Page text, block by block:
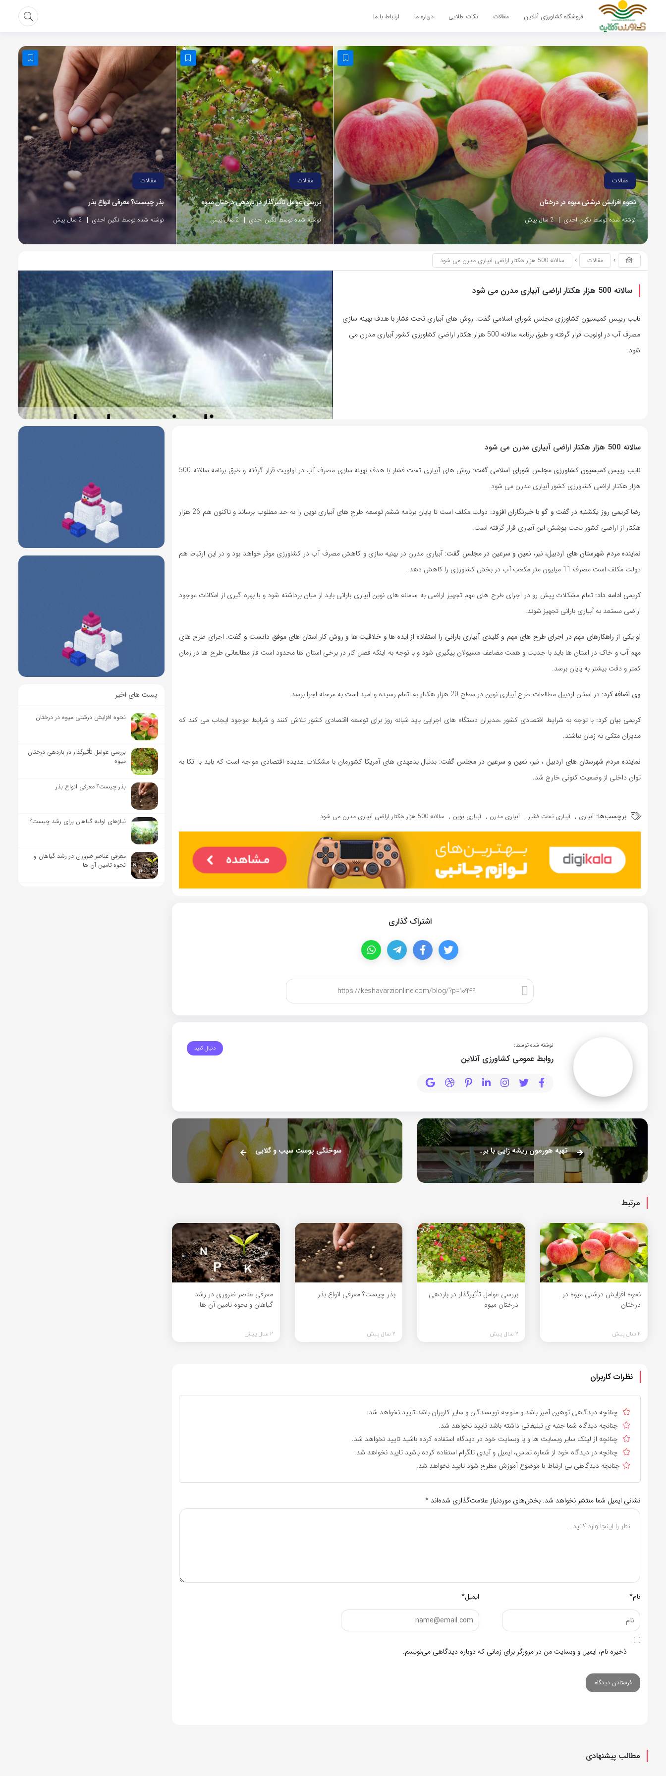
فروشگاه کشاورزی آنلاین مقالات نکات طلایی درباره ما ارتباط با ما
مقالات
نحوه افزایش درشتی میوه در درختان
نوشته شده توسط نگین احدی 2 سال پیش
مقالات
بررسی عوامل تأثیرگذار در باردهی درختان میوه
نوشته شده توسط نگین احدی 2 سال پیش
مقالات
بذر چیست؟ معرفی انواع بذر
نوشته شده توسط نگین احدی 2 سال پیش
مقالات سالانه 500 هزار هکتار اراضی آبیاری مدرن می شود
سالانه 500 هزار هکتار اراضی آبیاری مدرن می شود
نایب رییس کمیسیون کشاورزی مجلس شورای اسلامی گفت: روش های آبیاری تحت فشار با هدف بهینه سازی
مصرف آب در اولویت قرار گرفته و طبق برنامه سالانه 500 هزار هکتار اراضی کشاورزی کشور آبیاری مدرن می
شود.
سالانه 500 هزار هکتار اراضی آبیاری مدرن می شود
نایب رییس کمیسیون کشاورزی مجلس شورای اسلامی گفت:
روش های آبیاری تحت فشار با هدف بهینه سازی مصرف آب در اولویت قرار گرفته و طبق برنامه سالانه 500
هزار هکتار اراضی کشاورزی کشور آبیاری مدرن می شود.
رضا کریمی روز یکشنبه در گفت و گو با خبرنگاران افزود:
دولت مکلف است تا پایان برنامه ششم توسعه طرح های آبیاری نوین را به حد مطلوب برساند و تاکنون هم 26 هزار
هکتار از اراضی کشور تحت پوشش این آبیاری قرار گرفته است.
نماینده مردم شهرستان ‌های اردبیل، نیر، نمین و سرعین در مجلس گفت:آبیاری مدرن در بهنیه سازی و کاهش مصرف آب در کشاورزی موثر خواهد بود و در این ارتباط هم
دولت مکلف است مصرف 11 میلیون متر مکعب آب در بخش کشاورزی را کاهش دهد.
کریمی ادامه داد: تمام مشکلات پیش رو در اجرای طرح های مهم تجهیز اراضی به سامانه های نوین آبیاری بارانی باید از میان برداشته شود و با بهره گیری از امکانات موجود
اراضی مستعد به آبیاری بارانی تجهیز شوند.
او یکی از راهکارهای مهم در اجرای طرح های مهم و کلیدی آبیاری بارانی را استفاده از ایده ها و خلاقیت ها و روش کار استان های موفق دانست و گفت: اجرای طرح های
مهم آب و خاک در استان ها باید با جدیت و همت مضاعف مسیولان پیگیری شود و با توجه به اینکه فصل کار در برخی استان ها محدود است فاز مطالعاتی طرح ها در زمان
کمتر و دقت بیشتر به پایان برسد.
وی اضافه کرد: در استان اردبیل مطالعات طرح آبیاری نوین در سطح 20 هزار هکتار به اتمام رسیده و امید است به مرحله اجرا برسد.
کریمی بیان کرد: با توجه به شرایط اقتصادی کشور ،مدیران دستگاه‌ های اجرایی باید شبانه ‌روز برای توسعه اقتصادی کشور تلاش کنند و شرایط موجود ایجاب می کند که
مدیران متکی به زمان نباشند.
نماینده مردم شهرستان ‌های اردبیل ، نیر، نمین و سرعین در مجلس گفت: بدنبال بدعهدی ‌های آمریکا کشورمان با مشکلات عدیده اقتصادی مواجه است که باید با اتکا به
توان داخلی از وضعیت کنونی خارج شد.
برچسب‌ها: آبیاری , آبیاری تحت فشار , آبیاری مدرن , آبیاری نوین , سالانه 500 هزار هکتار اراضی آبیاری مدرن می شود
اشتراک گذاری
دنبال کنید نوشته شده توسط:
روابط عمومی کشاورزی آنلاین
تهیه هورمون ریشه زایی با برگ بید سوختگی پوست سیب و گلابی
مرتبط
نحوه افزایش درشتی میوه در
درختان
2 سال پیش
بررسی عوامل تأثیرگذار در باردهی
درختان میوه
2 سال پیش
بذر چیست؟ معرفی انواع بذر
2 سال پیش
معرفی عناصر ضروری در رشد
گیاهان و نحوه تامین آن ها
2 سال پیش
نظرات کاربران
چنانچه دیدگاهی توهین آمیز باشد و متوجه نویسندگان و سایر کاربران باشد تایید نخواهد شد.
چنانچه دیدگاه شما جنبه ی تبلیغاتی داشته باشد تایید نخواهد شد.
چنانچه از لینک سایر وبسایت ها و یا وبسایت خود در دیدگاه استفاده کرده باشید تایید نخواهد شد.
چنانچه در دیدگاه خود از شماره تماس، ایمیل و آیدی تلگرام استفاده کرده باشید تایید نخواهد شد.
چنانچه دیدگاهی بی ارتباط با موضوع آموزش مطرح شود تایید نخواهد شد.
نشانی ایمیل شما منتشر نخواهد شد. بخش‌های موردنیاز علامت‌گذاری شده‌اند *
نام* ایمیل*
ذخیره نام، ایمیل و وبسایت من در مرورگر برای زمانی که دوباره دیدگاهی می‌نویسم.
پست های اخیر
نحوه افزایش درشتی میوه در درختان
بررسی عوامل تأثیرگذار در باردهی درختان
میوه
بذر چیست؟ معرفی انواع بذر
نیاز‌های اولیه گیاهان برای رشد چیست؟
معرفی عناصر ضروری در رشد گیاهان و
نحوه تامین آن ها
مطالب پیشنهادی